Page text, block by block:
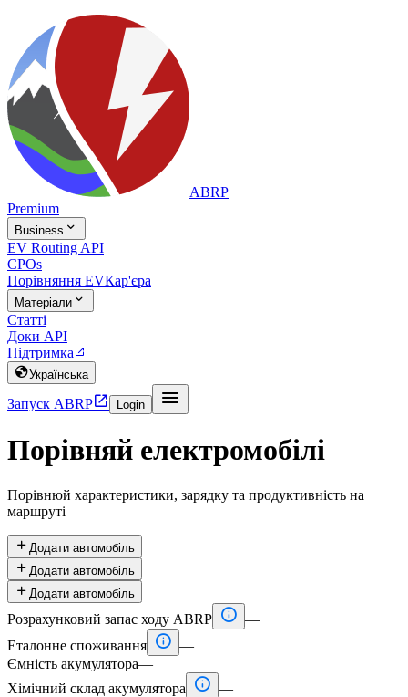
ABRP
Premium
Business 
EV Routing API
CPOs
Порівняння EVКар'єра
Матеріали 
Статті
Доки API
Підтримка 
Українська
Запуск ABRP Login 
Порівняй електромобілі
Порівнюй характеристики, зарядку та продуктивність на
маршруті
 Додати автомобіль
 Додати автомобіль
 Додати автомобіль
Розрахунковий запас ходу ABRP  —
Еталонне споживання  —
Ємність акумулятора—
Хімічний склад акумулятора
 —